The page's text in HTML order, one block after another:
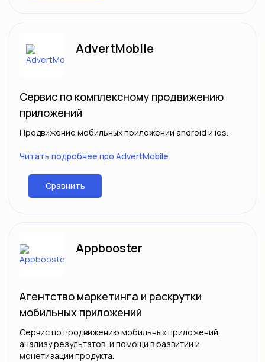
AdvertMobile
Сервис по комплексному продвижению
приложений
Продвижение мобильных приложений android и ios.
Читать подробнее про AdvertMobile
Сравнить
Appbooster
Агентство маркетинга и раскрутки
мобильных приложений
Сервис по продвижению мобильных приложений,
анализу результатов, и помощи в развитии и
монетизации продукта.